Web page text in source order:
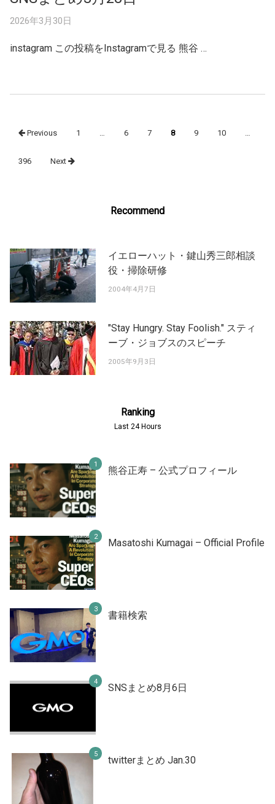
2026年3月30日
instagram この投稿をInstagramで見る 熊谷 …
navigation
Previous 1 6 7 8 9 10
396 Next
Recommend
イエローハット・鍵山秀三郎相談
役・掃除研修
2004年4月7日
"Stay Hungry. Stay Foolish." スティ
ーブ・ジョブスのスピーチ
2005年9月3日
Ranking
Last 24 Hours
熊谷正寿 – 公式プロフィール
Masatoshi Kumagai – Official Profile
書籍検索
SNSまとめ8月6日
twitterまとめ Jan.30